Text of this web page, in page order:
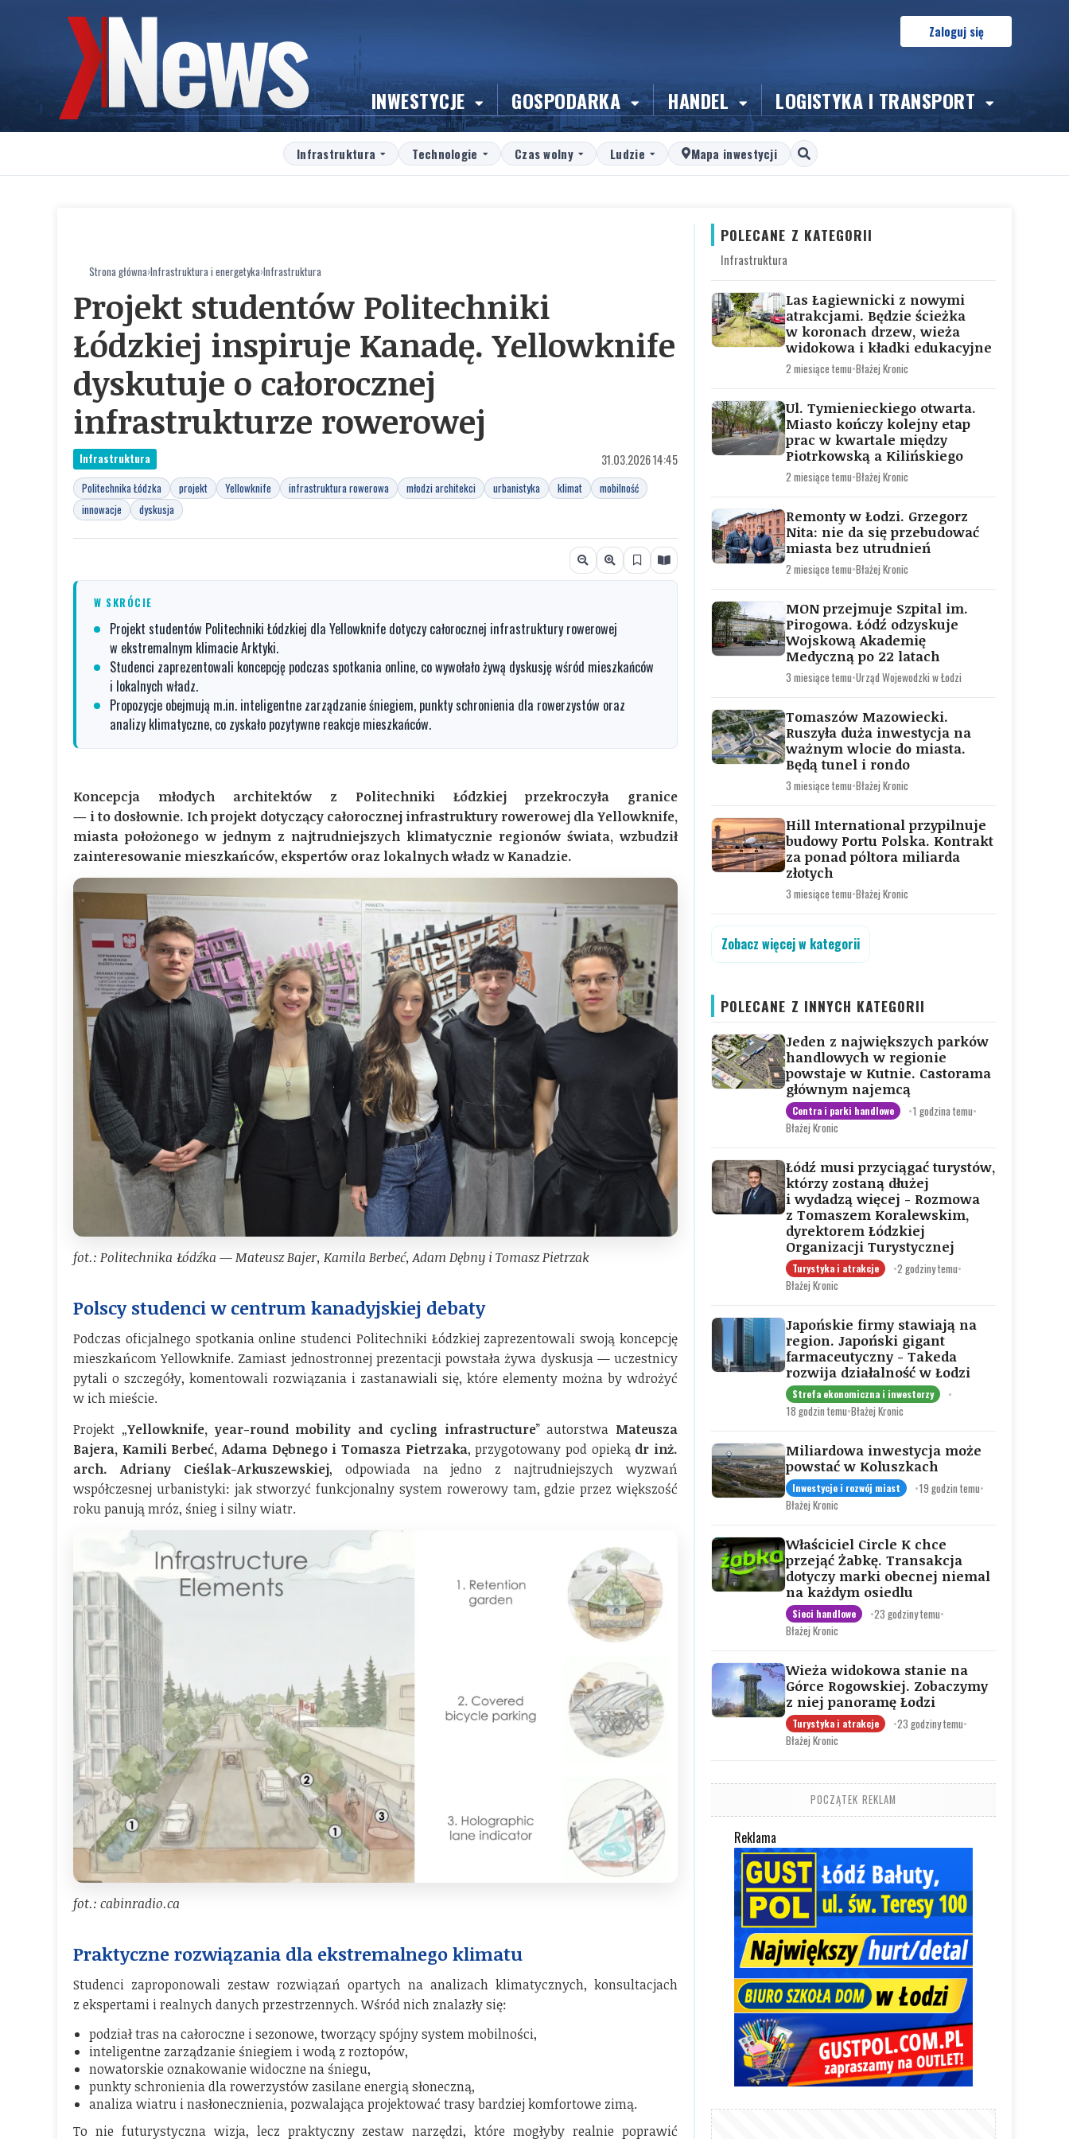
INWESTYCJE GOSPODARKA HANDEL LOGISTYKA I TRANSPORT
Zaloguj się
Infrastruktura Technologie Czas wolny Ludzie Mapa inwestycji
Strona główna›Infrastruktura i energetyka›Infrastruktura
Projekt studentów Politechniki
Łódzkiej inspiruje Kanadę. Yellowknife
dyskutuje o całorocznej
infrastrukturze rowerowej
Infrastruktura 31.03.2026 14:45
Politechnika Łódzka projekt Yellowknife infrastruktura rowerowa młodzi architekci urbanistyka klimat
mobilność
innowacje
dyskusja
W SKRÓCIE
Projekt studentów Politechniki Łódzkiej dla Yellowknife dotyczy całorocznej infrastruktury rowerowej
w ekstremalnym klimacie Arktyki.
Studenci zaprezentowali koncepcję podczas spotkania online, co wywołało żywą dyskusję wśród mieszkańców
i lokalnych władz.
Propozycje obejmują m.in. inteligentne zarządzanie śniegiem, punkty schronienia dla rowerzystów oraz
analizy klimatyczne, co zyskało pozytywne reakcje mieszkańców.
Koncepcja młodych architektów z Politechniki Łódzkiej przekroczyła granice
— i to dosłownie. Ich projekt dotyczący całorocznej infrastruktury rowerowej dla Yellowknife,
miasta położonego w jednym z najtrudniejszych klimatycznie regionów świata, wzbudził
zainteresowanie mieszkańców, ekspertów oraz lokalnych władz w Kanadzie.
fot.: Politechnika Łódźka — Mateusz Bajer, Kamila Berbeć, Adam Dębny i Tomasz Pietrzak
Polscy studenci w centrum kanadyjskiej debaty
Podczas oficjalnego spotkania online studenci Politechniki Łódzkiej zaprezentowali swoją koncepcję
mieszkańcom Yellowknife. Zamiast jednostronnej prezentacji powstała żywa dyskusja — uczestnicy
pytali o szczegóły, komentowali rozwiązania i zastanawiali się, które elementy można by wdrożyć
w ich mieście.
Projekt „Yellowknife, year-round mobility and cycling infrastructure” autorstwa Mateusza
Bajera, Kamili Berbeć, Adama Dębnego i Tomasza Pietrzaka, przygotowany pod opieką dr inż.
arch. Adriany Cieślak-Arkuszewskiej, odpowiada na jedno z najtrudniejszych wyzwań
współczesnej urbanistyki: jak stworzyć funkcjonalny system rowerowy tam, gdzie przez większość
roku panują mróz, śnieg i silny wiatr.
fot.: cabinradio.ca
Praktyczne rozwiązania dla ekstremalnego klimatu
Studenci zaproponowali zestaw rozwiązań opartych na analizach klimatycznych, konsultacjach
z ekspertami i realnych danych przestrzennych. Wśród nich znalazły się:
podział tras na całoroczne i sezonowe, tworzący spójny system mobilności,
inteligentne zarządzanie śniegiem i wodą z roztopów,
nowatorskie oznakowanie widoczne na śniegu,
punkty schronienia dla rowerzystów zasilane energią słoneczną,
analiza wiatru i nasłonecznienia, pozwalająca projektować trasy bardziej komfortowe zimą.
To nie futurystyczna wizja, lecz praktyczny zestaw narzędzi, które mogłyby realnie poprawić
POLECANE Z KATEGORII
Infrastruktura
Las Łagiewnicki z nowymi
atrakcjami. Będzie ścieżka
w koronach drzew, wieża
widokowa i kładki edukacyjne
2 miesiące temu•Błażej Kronic
Ul. Tymienieckiego otwarta.
Miasto kończy kolejny etap
prac w kwartale między
Piotrkowską a Kilińskiego
2 miesiące temu•Błażej Kronic
Remonty w Łodzi. Grzegorz
Nita: nie da się przebudować
miasta bez utrudnień
2 miesiące temu•Błażej Kronic
MON przejmuje Szpital im.
Pirogowa. Łódź odzyskuje
Wojskową Akademię
Medyczną po 22 latach
3 miesiące temu•Urząd Wojewodzki w Łodzi
Tomaszów Mazowiecki.
Ruszyła duża inwestycja na
ważnym wlocie do miasta.
Będą tunel i rondo
3 miesiące temu•Błażej Kronic
Hill International przypilnuje
budowy Portu Polska. Kontrakt
za ponad póltora miliarda
złotych
3 miesiące temu•Błażej Kronic
Zobacz więcej w kategorii
POLECANE Z INNYCH KATEGORII
Jeden z największych parków
handlowych w regionie
powstaje w Kutnie. Castorama
głównym najemcą
Centra i parki handlowe •1 godzina temu•
Błażej Kronic
Łódź musi przyciągać turystów,
którzy zostaną dłużej
i wydadzą więcej - Rozmowa
z Tomaszem Koralewskim,
dyrektorem Łódzkiej
Organizacji Turystycznej
Turystyka i atrakcje •2 godziny temu•
Błażej Kronic
Japońskie firmy stawiają na
region. Japoński gigant
farmaceutyczny - Takeda
rozwija działalność w Łodzi
Strefa ekonomiczna i inwestorzy
•
18 godzin temu•Błażej Kronic
Miliardowa inwestycja może
powstać w Koluszkach
Inwestycje i rozwój miast •19 godzin temu•
Błażej Kronic
Właściciel Circle K chce
przejąć Żabkę. Transakcja
dotyczy marki obecnej niemal
na każdym osiedlu
Sieci handlowe •23 godziny temu•
Błażej Kronic
Wieża widokowa stanie na
Górce Rogowskiej. Zobaczymy
z niej panoramę Łodzi
Turystyka i atrakcje •23 godziny temu•
Błażej Kronic
POCZĄTEK REKLAM
Reklama